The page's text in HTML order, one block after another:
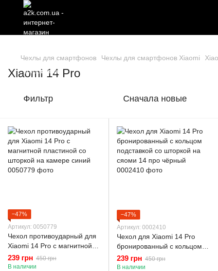
Чехлы для смартфонов Чехлы для смартфонов Xiaomi
Xiaomi 14 Pro
Фильтр Сначала новые
−47%
Артикул: 0050779
Чехол противоударный для
Xiaomi 14 Pro с магнитной
пластиной со шторкой на
камере синий
239 грн 450 грн
В наличии
−47%
Артикул: 0002410
Чехол для Xiaomi 14 Pro
бронированный с кольцом
подставкой со шторкой на
сяоми 14 про чёрный
239 грн 450 грн
В наличии